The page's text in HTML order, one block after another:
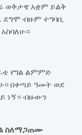
ወቅታዊ አቋም ይልቅ
ደግሞ ብዙም ተግባቢ
የግል ልምምድ
በቀጣይ ዓመት ወደ
ነኝ። ብዙውን
ስለማጋጠሙ